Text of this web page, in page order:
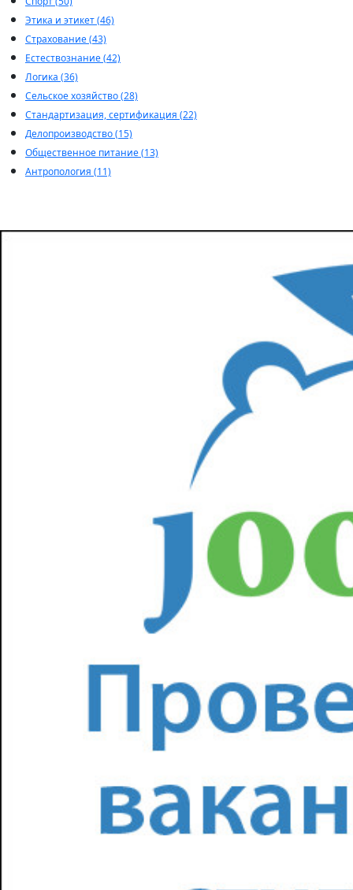
Этика и этикет (46)
Страхование (43)
Естествознание (42)
Логика (36)
Сельское хозяйство (28)
Стандартизация, сертификация (22)
Делопроизводство (15)
Общественное питание (13)
Антропология (11)